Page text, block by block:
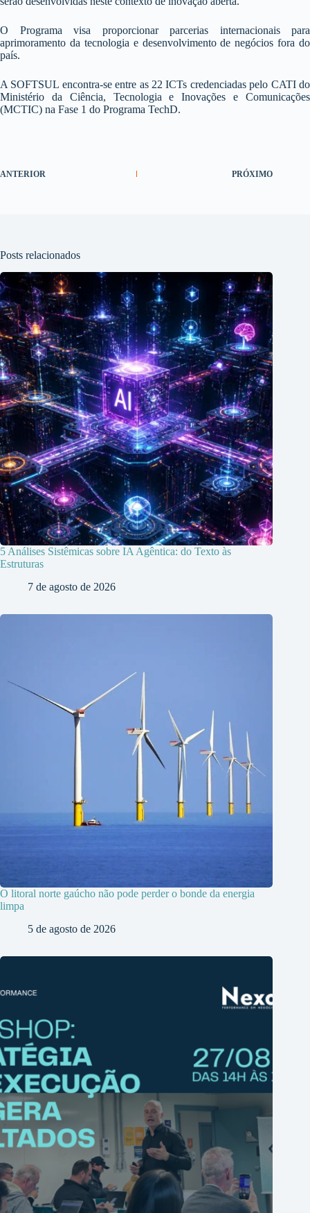
O Programa visa proporcionar parcerias internacionais para
aprimoramento da tecnologia e desenvolvimento de negócios fora do
país.
A SOFTSUL encontra-se entre as 22 ICTs credenciadas pelo CATI do
Ministério da Ciência, Tecnologia e Inovações e Comunicações
(MCTIC) na Fase 1 do Programa TechD.
ANTERIOR PRÓXIMO
Posts relacionados
5 Análises Sistêmicas sobre IA Agêntica: do Texto às
Estruturas
7 de agosto de 2026
O litoral norte gaúcho não pode perder o bonde da energia
limpa
5 de agosto de 2026